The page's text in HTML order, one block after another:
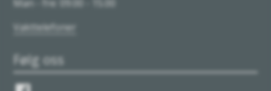
Man - fre: 09.00 - 15.00
Vakttelefoner
Følg oss